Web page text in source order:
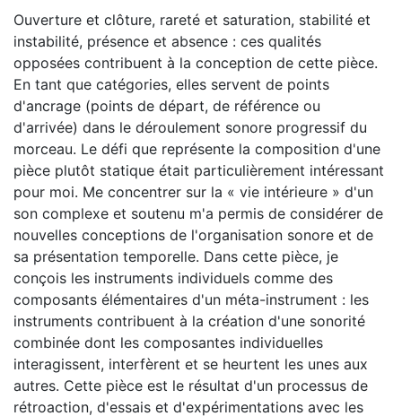
Ouverture et clôture, rareté et saturation, stabilité et
instabilité, présence et absence : ces qualités
opposées contribuent à la conception de cette pièce.
En tant que catégories, elles servent de points
d'ancrage (points de départ, de référence ou
d'arrivée) dans le déroulement sonore progressif du
morceau. Le défi que représente la composition d'une
pièce plutôt statique était particulièrement intéressant
pour moi. Me concentrer sur la « vie intérieure » d'un
son complexe et soutenu m'a permis de considérer de
nouvelles conceptions de l'organisation sonore et de
sa présentation temporelle. Dans cette pièce, je
conçois les instruments individuels comme des
composants élémentaires d'un méta-instrument : les
instruments contribuent à la création d'une sonorité
combinée dont les composantes individuelles
interagissent, interfèrent et se heurtent les unes aux
autres. Cette pièce est le résultat d'un processus de
rétroaction, d'essais et d'expérimentations avec les